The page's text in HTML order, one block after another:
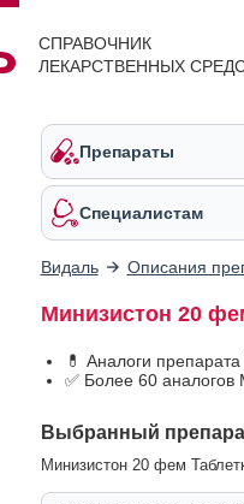
СПРАВОЧНИК
ЛЕКАРСТВЕННЫХ
Препараты
Специалистам
Видаль Описания
Минизистон 20
💊 Аналоги
✅ Более 60 аналогов
Выбранный
Минизистон 20 фем